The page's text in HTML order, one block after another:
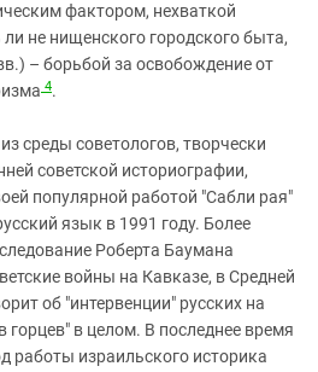
фактором, нехваткой
ли не нищенского городского быта,
– борьбой за освобождение от
4.
среды советологов, творчески
советской историографии,
популярной работой "Сабли рая"
язык в 1991 году. Более
Роберта Баумана
войны на Кавказе, в Средней
об "интервенции" русских на
горцев" в целом. В последнее время
работы израильского историка